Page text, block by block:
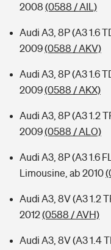
2008 (0588 / AIL)
Audi A3, 8P (A3 1.6
2009(0588 / AKV)
Audi A3, 8P (A3 1.6
2009(0588 / AKX)
Audi A3, 8P (A3 1.2
2009(0588 / ALO)
Audi A3, 8P (A3 1.6
Limousine, ab 2010
Audi A3, 8V (A3 1.2
2012(0588 / AVH)
Audi A3, 8V (A3 1.4